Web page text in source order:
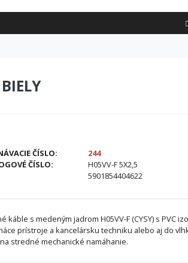
ČÍSLO:
244
ČÍSLO:
H05VV-F 5X2,5
5901854404622
káble s medeným jadrom H05VV-F (CYSY) s PVC
prístroje a kancelársku techniku alebo aj do
stredné mechanické namáhanie.